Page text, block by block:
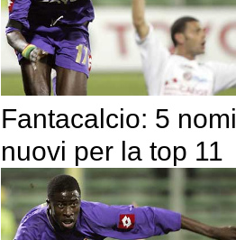
Fantacalcio: 5 nomi
nuovi per la top 11